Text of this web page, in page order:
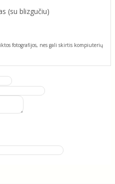
(su blizgučiu)
fotografijos, nes gali skirtis kompiuterių